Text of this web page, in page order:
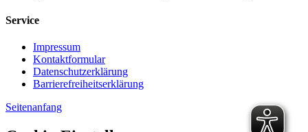
Service
Impressum
Kontaktformular
Datenschutzerklärung
Barrierefreiheitserklärung
Seitenanfang